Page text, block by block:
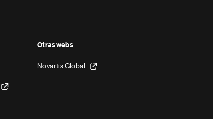
Otras webs
Novartis Global